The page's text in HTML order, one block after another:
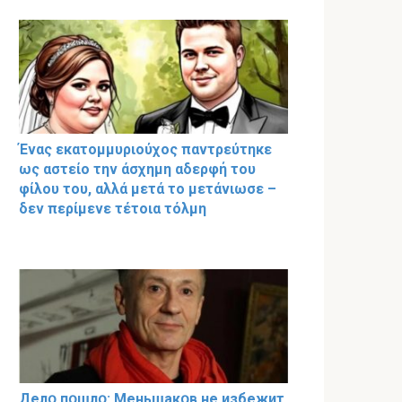
Ένας εκατομμυριούχος παντρεύτηκε
ως αστείο την άσχημη αδερφή του
φίλου του, αλλά μετά το μετάνιωσε –
δεν περίμενε τέτοια τόλμη